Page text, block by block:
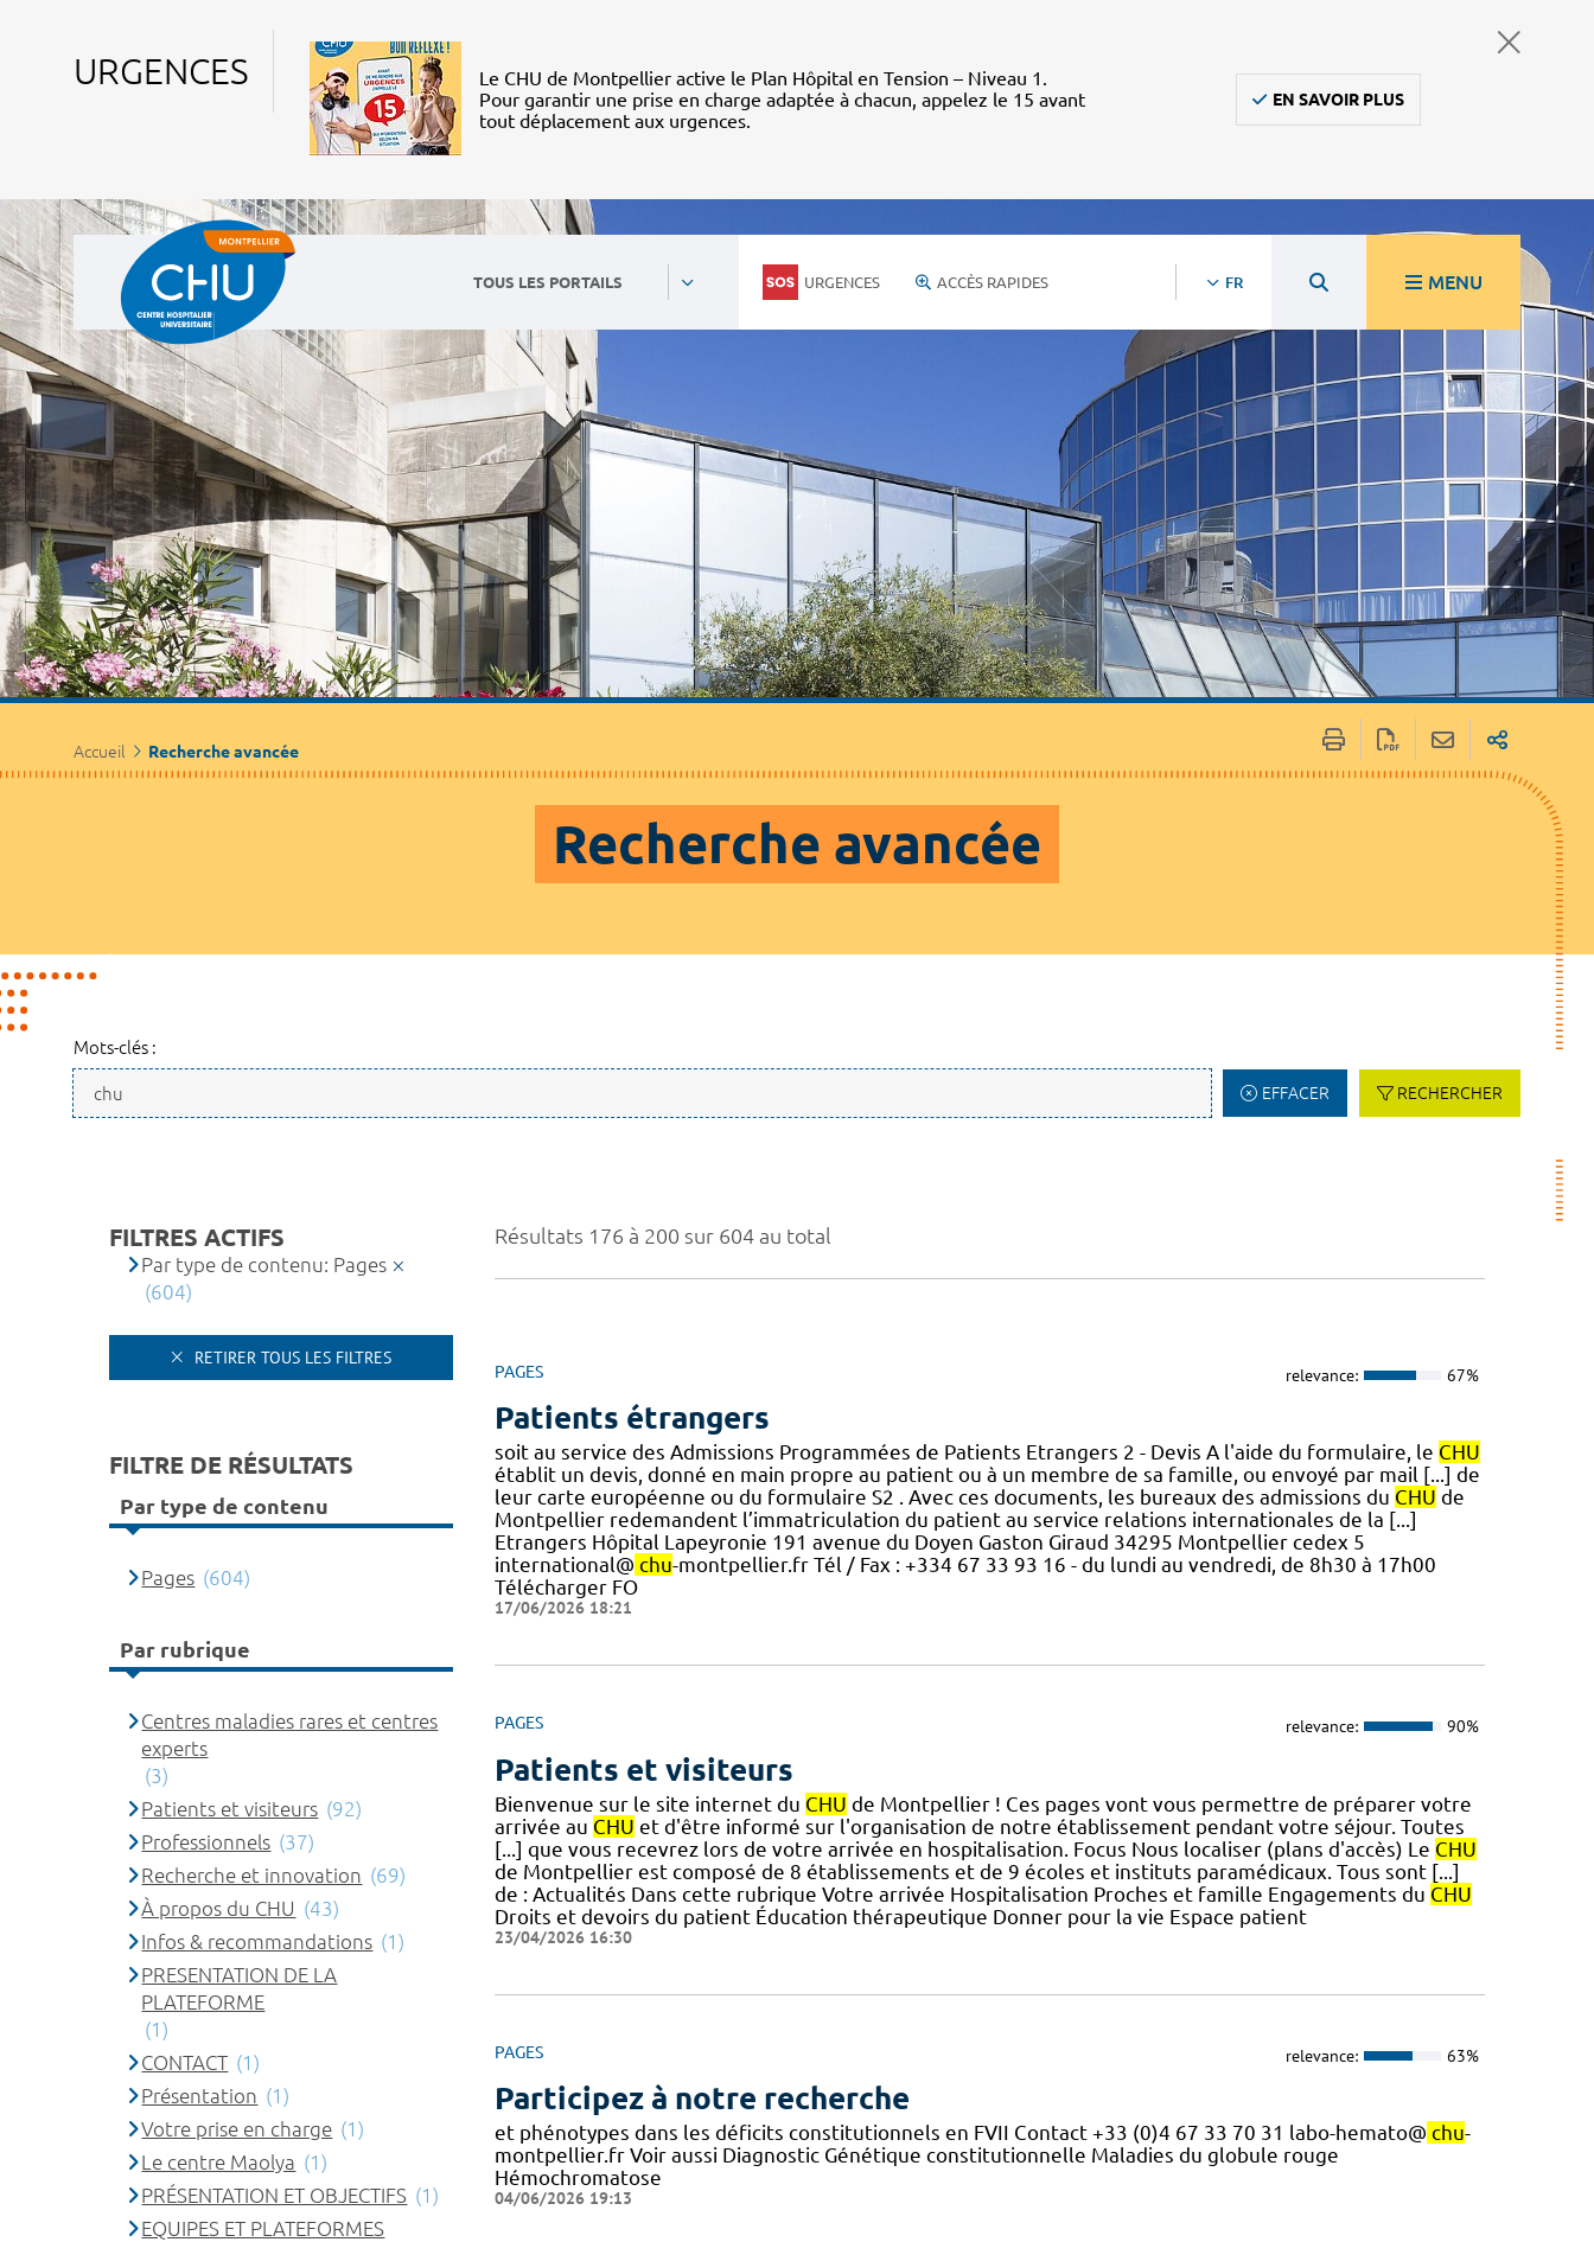
URGENCES
Le CHU de Montpellier active le Plan Hôpital en Tension – Niveau 1.
Pour garantir une prise en charge adaptée à chacun, appelez le 15 avant
tout déplacement aux urgences.
EN SAVOIR PLUS
TOUS LES PORTAILS URGENCES ACCÈS RAPIDES FR MENU
Accueil Recherche avancée
Recherche avancée
Mots-clés :
EFFACER RECHERCHER
Résultats 176 à 200 sur 604 au total
PAGES relevance: 67%
Patients étrangers
soit au service des Admissions Programmées de Patients Etrangers 2 - Devis A l'aide du formulaire, le CHU
établit un devis, donné en main propre au patient ou à un membre de sa famille, ou envoyé par mail [...] de
leur carte européenne ou du formulaire S2 . Avec ces documents, les bureaux des admissions du CHU de
Montpellier redemandent l’immatriculation du patient au service relations internationales de la [...]
Etrangers Hôpital Lapeyronie 191 avenue du Doyen Gaston Giraud 34295 Montpellier cedex 5
international@ chu-montpellier.fr Tél / Fax : +334 67 33 93 16 - du lundi au vendredi, de 8h30 à 17h00
Télécharger FO
17/06/2026 18:21
PAGES relevance: 90%
Patients et visiteurs
Bienvenue sur le site internet du CHU de Montpellier ! Ces pages vont vous permettre de préparer votre
arrivée au CHU et d'être informé sur l'organisation de notre établissement pendant votre séjour. Toutes
[...] que vous recevrez lors de votre arrivée en hospitalisation. Focus Nous localiser (plans d'accès) Le CHU
de Montpellier est composé de 8 établissements et de 9 écoles et instituts paramédicaux. Tous sont [...]
de : Actualités Dans cette rubrique Votre arrivée Hospitalisation Proches et famille Engagements du CHU
Droits et devoirs du patient Éducation thérapeutique Donner pour la vie Espace patient
23/04/2026 16:30
PAGES relevance: 63%
Participez à notre recherche
et phénotypes dans les déficits constitutionnels en FVII Contact +33 (0)4 67 33 70 31 labo-hemato@ chu-
montpellier.fr Voir aussi Diagnostic Génétique constitutionnelle Maladies du globule rouge
Hémochromatose
04/06/2026 19:13
FILTRES ACTIFS
Par type de contenu: Pages
(604)
RETIRER TOUS LES FILTRES
FILTRE DE RÉSULTATS
Par type de contenu
Pages (604)
Par rubrique
Centres maladies rares et centres
experts
(3)
Patients et visiteurs (92)
Professionnels (37)
Recherche et innovation (69)
À propos du CHU (43)
Infos & recommandations (1)
PRESENTATION DE LA
PLATEFORME
(1)
CONTACT (1)
Présentation (1)
Votre prise en charge (1)
Le centre Maolya (1)
PRÉSENTATION ET OBJECTIFS (1)
EQUIPES ET PLATEFORMES